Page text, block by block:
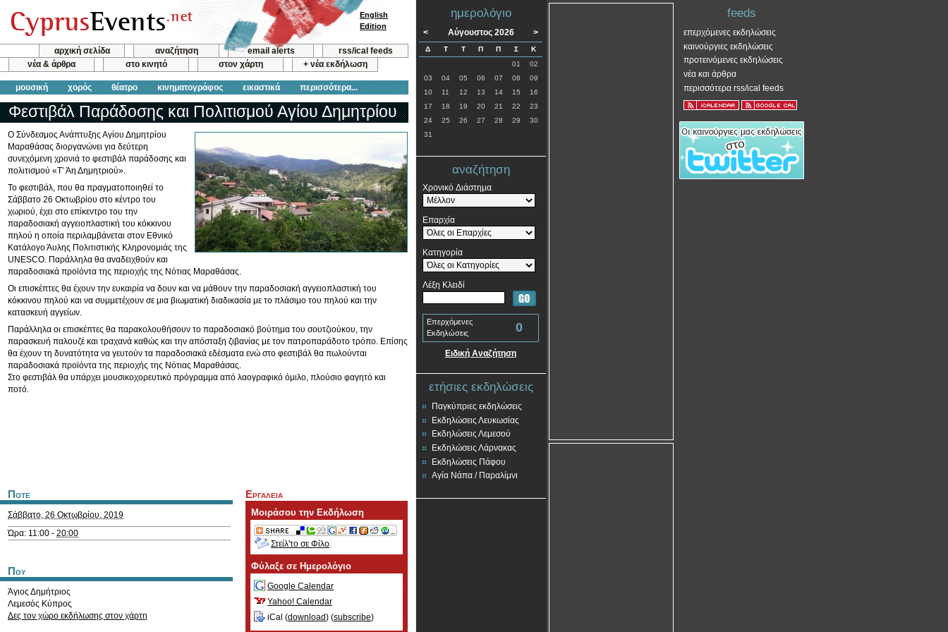
αρχική σελίδα αναζήτηση email alerts
rss/ical feeds
νέα & άρθρα
στο κινητό στον χάρτη + νέα εκδήλωση
μουσική χορός θέατρο κινηματογράφος εικαστικά περισσότερα...
English
Edition
Φεστιβάλ Παράδοσης και Πολιτισμού Αγίου Δημητρίου
Ο Σύνδεσμος Ανάπτυξης Αγίου Δημητρίου
Μαραθάσας διοργανώνει για δεύτερη
συνεχόμενη χρονιά το φεστιβάλ παράδοσης και
πολιτισμού «Τ’ Άη Δημητριού».
Το φεστιβάλ, που θα πραγματοποιηθεί το
Σάββατο 26 Οκτωβρίου στο κέντρο του
χωριού, έχει στο επίκεντρο του την
παραδοσιακή αγγειοπλαστική του κόκκινου
πηλού η οποία περιλαμβάνεται στον Εθνικό
Κατάλογο Άυλης Πολιτιστικής Κληρονομιάς της
UNESCO. Παράλληλα θα αναδειχθούν και
παραδοσιακά προϊόντα της περιοχής της Νότιας Μαραθάσας.
Οι επισκέπτες θα έχουν την ευκαιρία να δουν και να μάθουν την παραδοσιακή αγγειοπλαστική του
κόκκινου πηλού και να συμμετέχουν σε μια βιωματική διαδικασία με το πλάσιμο του πηλού και την
κατασκευή αγγείων.
Παράλληλα οι επισκέπτες θα παρακολουθήσουν το παραδοσιακό βούτημα του σουτζιούκου, την
παρασκευή παλουζέ και τραχανά καθώς και την απόσταξη ζιβανίας με τον πατροπαράδοτο τρόπο. Επίσης
θα έχουν τη δυνατότητα να γευτούν τα παραδοσιακά εδέσματα ενώ στο φεστιβάλ θα πωλούνται
παραδοσιακά προϊόντα της περιοχής της Νότιας Μαραθάσας.
Στο φεστιβάλ θα υπάρχει μουσικοχορευτικό πρόγραμμα από λαογραφικό όμιλο, πλούσιο φαγητό και
ποτό.
Ποτε
Σάββατο, 26 Οκτωβρίου, 2019
Ώρα: 11:00 - 20:00
Που
Άγιος Δημήτριος
Λεμεσός Κύπρος
Δες τον χώρο εκδήλωσης στον χάρτη
Εργαλεια
Μοιράσου την Εκδήλωση
Στείλ'το σε Φίλο
Φύλαξε σε Ημερολόγιο
Google Calendar
Yahoo! Calendar
iCal (download) (subscribe)
ημερολόγιο
< Αύγουστος 2026 >
Δ Τ Τ Π Π Σ
Κ
01
02
03
04 05 06 07 08
09
10
11 12 13 14 15
16
17
18 19 20 21 22
23
24
25 26 27 28 29
30
31
αναζήτηση
Χρονικό Διάστημα
Επαρχία
Κατηγορία
Λέξη Κλειδί
Επερχόμενες
Εκδηλώσεις
0
Ειδική Αναζήτηση
ετήσιες εκδηλώσεις
Παγκύπριες εκδηλώσεις
Εκδηλώσεις Λευκωσίας
Εκδηλώσεις Λεμεσού
Εκδηλώσεις Λάρνακας
Εκδηλώσεις Πάφου
Αγία Νάπα / Παραλίμνι
feeds
επερχόμενες εκδηλώσεις
καινούργιες εκδηλώσεις
προτεινόμενες εκδηλώσεις
νέα και άρθρα
περισσότερα rss/ical feeds